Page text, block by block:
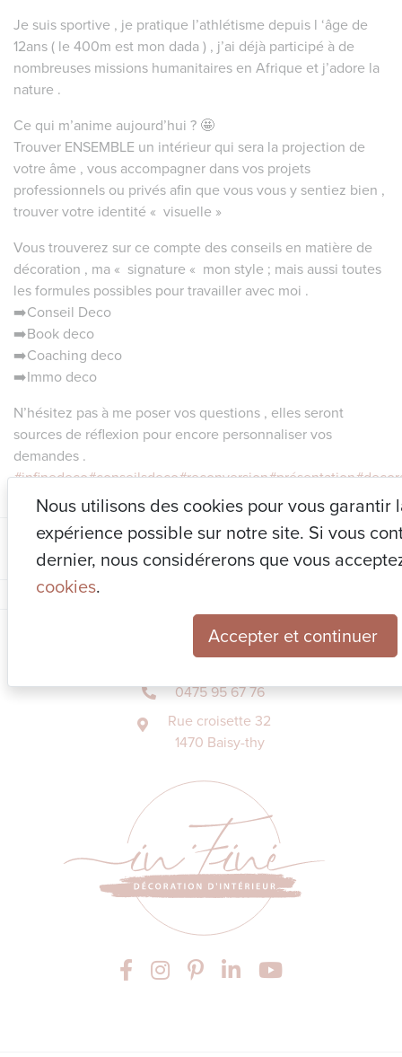
Je suis sportive , je pratique l’athlétisme depuis l ‘âge de
12ans ( le 400m est mon dada ) , j’ai déjà participé à de
nombreuses missions humanitaires en Afrique et j’adore la
nature .
Ce qui m’anime aujourd’hui ? 🤩
Trouver ENSEMBLE un intérieur qui sera la projection de
votre âme , vous accompagner dans vos projets
professionnels ou privés afin que vous vous y sentiez bien ,
trouver votre identité « visuelle »
Vous trouverez sur ce compte des conseils en matière de
décoration , ma « signature « mon style ; mais aussi toutes
les formules possibles pour travailler avec moi .
➡️Conseil Deco
➡️Book deco
➡️Coaching deco
➡️Immo deco
N’hésitez pas à me poser vos questions , elles seront
sources de réflexion pour encore personnaliser vos
demandes .
#infinedeco#conseilsdeco#reconversion#présentation
NOUS CONTACTER
0475 95 67 76
Rue croisette 32
1470 Baisy-thy
Nous utilisons des cookies pour vous garantir
expérience possible sur notre site. Si vous
dernier, nous considérerons que vous
cookies.
Accepter et continuer